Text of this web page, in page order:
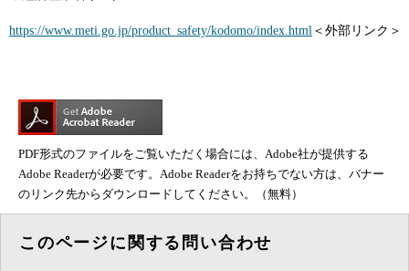
https://www.meti.go.jp/product_safety/kodomo/index.html ＜外部リンク＞
PDF形式のファイルをご覧いただく場合には、Adobe社が提供する
Adobe Readerが必要です。Adobe Readerをお持ちでない方は、バナー
のリンク先からダウンロードしてください。（無料）
このページに関する問い合わせ